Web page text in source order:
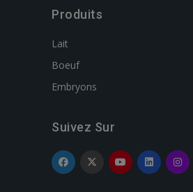
Produits
Lait
Boeuf
Embryons
Suivez Sur